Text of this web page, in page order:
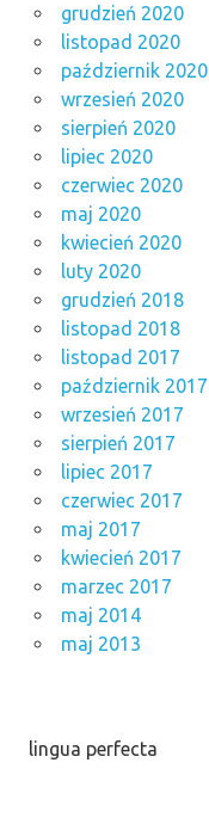
grudzień 2020
listopad 2020
październik 2020
wrzesień 2020
sierpień 2020
lipiec 2020
czerwiec 2020
maj 2020
kwiecień 2020
luty 2020
grudzień 2018
listopad 2018
listopad 2017
październik 2017
wrzesień 2017
sierpień 2017
lipiec 2017
czerwiec 2017
maj 2017
kwiecień 2017
marzec 2017
maj 2014
maj 2013
lingua perfecta